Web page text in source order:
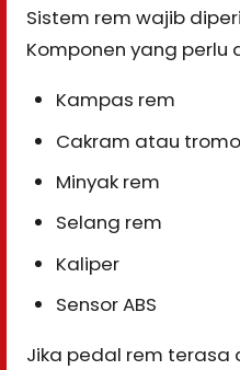
Sistem rem wajib
Komponen yang perlu
Kampas rem
Cakram atau
Minyak rem
Selang rem
Kaliper
Sensor ABS
Jika pedal rem terasa